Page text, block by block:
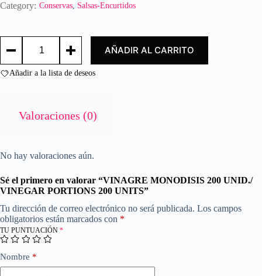
a
n
0
Category: Conservas, Salsas-Encurtidos
MONODISIS
UNID./
UNITS
cantidad
AÑADIR AL CARRITO
Añadir a la lista de deseos
Valoraciones (0)
No hay valoraciones aún.
Sé el primero en valorar “VINAGRE MONODISIS 200 UNID./
VINEGAR PORTIONS 200 UNITS”
Tu dirección de correo electrónico no será publicada. Los campos
obligatorios están marcados con *
TU PUNTUACIÓN *
Nombre *